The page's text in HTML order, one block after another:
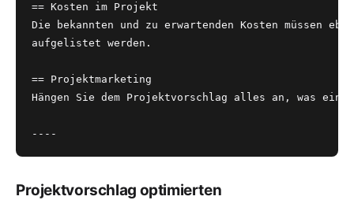
== Kosten im Projekt
Die bekannten und zu erwartenden Kosten müssen
aufgelistet werden.
== Projektmarketing
Hängen Sie dem Projektvorschlag alles an, was
----
Projektvorschlag optimierten